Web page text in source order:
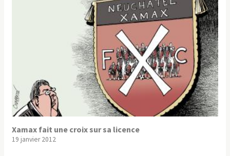
Xamax fait une croix sur sa licence
19 janvier 2012